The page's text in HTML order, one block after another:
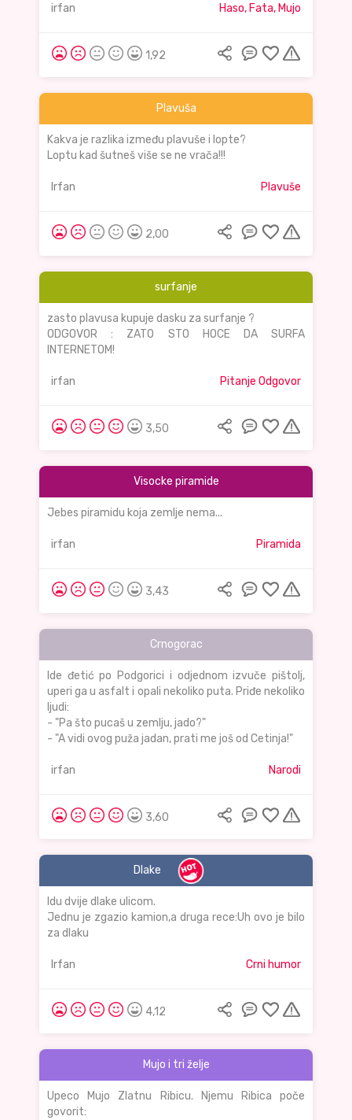
irfan Haso, Fata, Mujo
1,92
Plavuša
Kakva je razlika između plavuše i lopte?
Loptu kad šutneš više se ne vrača!!!
Irfan Plavuše
2,00
surfanje
zasto plavusa kupuje dasku za surfanje ?
ODGOVOR : ZATO STO HOCE DA SURFA
INTERNETOM!
irfan Pitanje Odgovor
3,50
Visocke piramide
Jebes piramidu koja zemlje nema...
irfan Piramida
3,43
Crnogorac
Ide đetić po Podgorici i odjednom izvuče pištolj,
uperi ga u asfalt i opali nekoliko puta. Priđe nekoliko
ljudi:
- "Pa što pucaš u zemlju, jado?"
- "A vidi ovog puža jadan, prati me još od Cetinja!"
irfan Narodi
3,60
Dlake
Idu dvije dlake ulicom.
Jednu je zgazio kamion,a druga rece:Uh ovo je bilo
za dlaku
Irfan Crni humor
4,12
Mujo i tri želje
Upeco Mujo Zlatnu Ribicu. Njemu Ribica poče
govorit: